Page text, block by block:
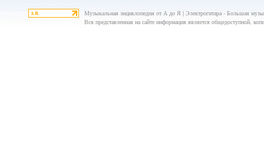
Музыкальная энциклопедия от А до Я | Электрогитара - Большая
Вся представленная на сайте информация является общедоступной,